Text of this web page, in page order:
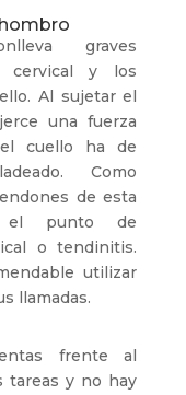
graves
cervical y los
Al sujetar el
una fuerza
cuello ha de
Como
de esta
el punto de
o tendinitis.
utilizar
llamadas.
frente al
tareas y no hay